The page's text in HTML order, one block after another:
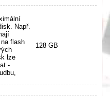
Např.
flash
lze
-
128 GB